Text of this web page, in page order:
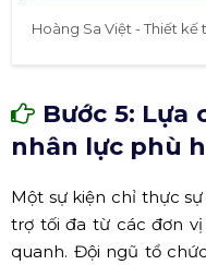
Hoàng Sa Việt - Thiết
Bước 5: Lựa
nhân lực phù
Một sự kiện chỉ thực
trợ tối đa từ các đơn
quanh. Đội ngũ tổ